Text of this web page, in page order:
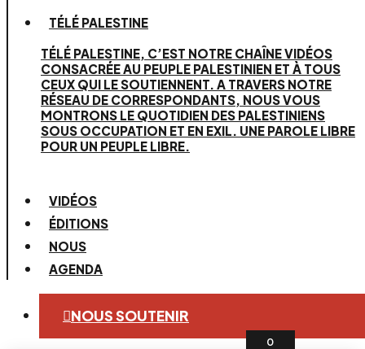
TÉLÉ PALESTINE
TÉLÉ PALESTINE, C’EST NOTRE CHAÎNE VIDÉOS
CONSACRÉE AU PEUPLE PALESTINIEN ET À TOUS
CEUX QUI LE SOUTIENNENT. A TRAVERS NOTRE
RÉSEAU DE CORRESPONDANTS, NOUS VOUS
MONTRONS LE QUOTIDIEN DES PALESTINIENS
SOUS OCCUPATION ET EN EXIL. UNE PAROLE LIBRE
POUR UN PEUPLE LIBRE.
VIDÉOS
ÉDITIONS
NOUS
AGENDA
NOUS SOUTENIR
0